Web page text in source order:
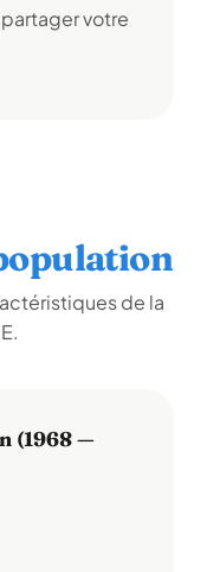
votre
de la
(1968 —